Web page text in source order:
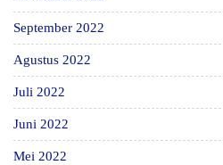
September 2022
Agustus 2022
Juli 2022
Juni 2022
Mei 2022